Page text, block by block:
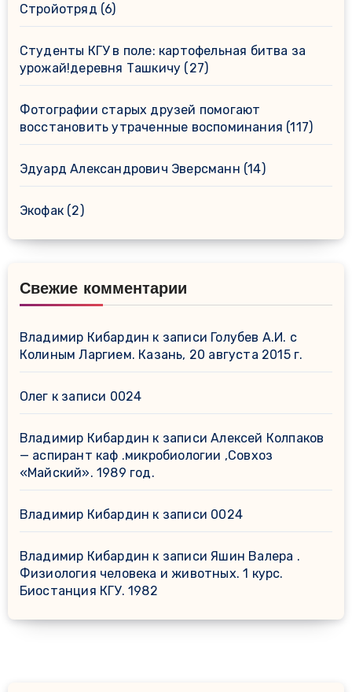
Стройотряд (6)
Студенты КГУ в поле: картофельная битва за
урожай!деревня Ташкичу (27)
Фотографии старых друзей помогают
восстановить утраченные воспоминания (117)
Эдуард Александрович Эверсманн (14)
Экофак(2)
Свежие комментарии
Владимир Кибардин к записи Голубев А.И. с
Колиным Ларгием. Казань, 20 августа 2015 г.
Олег к записи 0024
Владимир Кибардин к записиАлексей Колпаков
— аспирант каф .микробиологии ,Совхоз
«Майский». 1989 год.
Владимир Кибардин к записи 0024
Владимир Кибардин к записиЯшин Валера .
Физиология человека и животных. 1 курс.
Биостанция КГУ. 1982